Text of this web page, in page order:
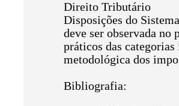
Direito Tributário
Disposições do
deve ser observada no
práticos das
metodológica dos
Bibliografia: